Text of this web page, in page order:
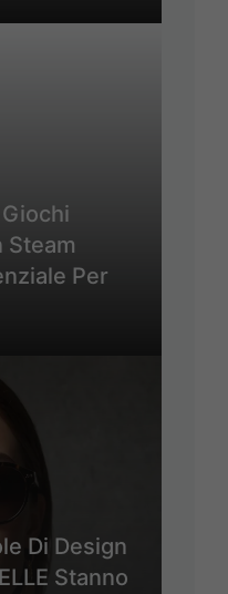
Steam
Per
Di Design
Stanno